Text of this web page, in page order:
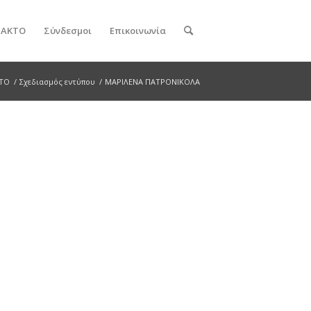
ΑΚΤΟ Σύνδεσμοι Επικοινωνία
/ Σχεδιασμός εντύπου / ΜΑΡΙΛΕΝΑ ΠΑΤΡΟΝΙΚΟΛΑ